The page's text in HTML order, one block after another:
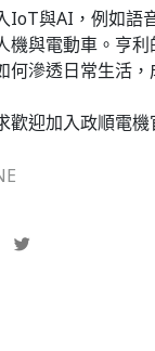
IoT與AI，例如語
機與電動車。​亨
何滲透日常生活
歡迎加入政順電機